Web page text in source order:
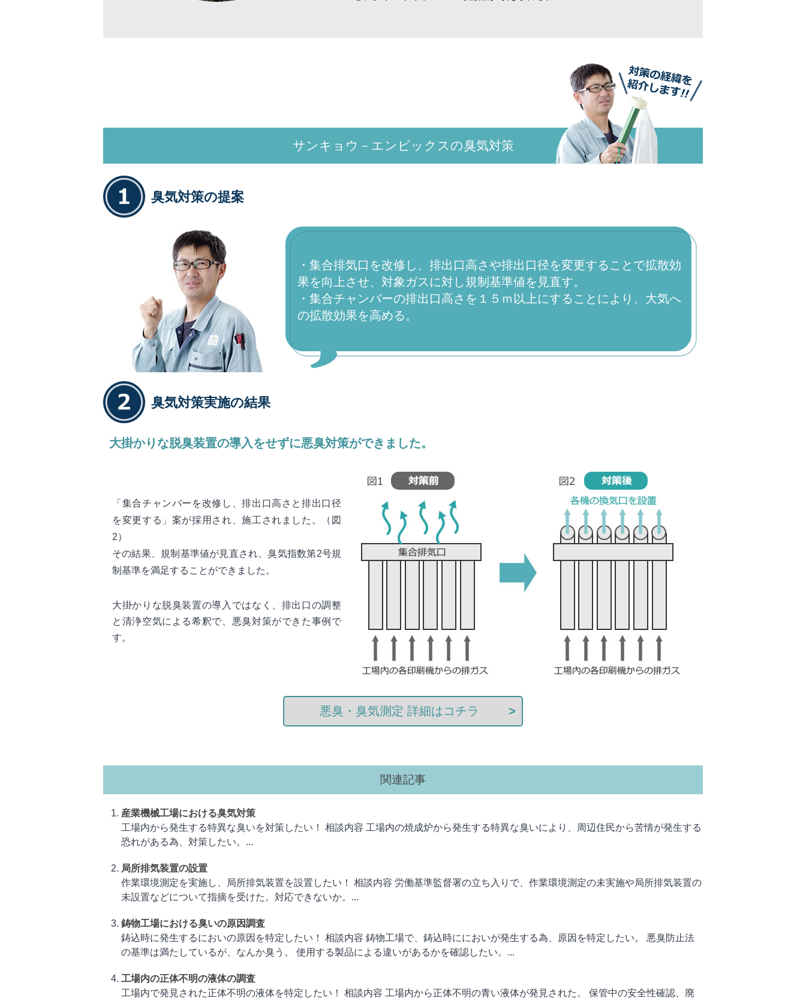
サンキョウ－エンビックスの臭気対策
臭気対策の提案
・集合排気口を改修し、排出口高さや排出口径を変更することで拡散効
果を向上させ、対象ガスに対し規制基準値を見直す。
・集合チャンバーの排出口高さを１５ｍ以上にすることにより、大気へ
の拡散効果を高める。
臭気対策実施の結果
大掛かりな脱臭装置の導入をせずに悪臭対策ができました。
「集合チャンバーを改修し、排出口高さと排出口径
を変更する」案が採用され、施工されました。（図
2）
その結果、規制基準値が見直され、臭気指数第2号規
制基準を満足することができました。
大掛かりな脱臭装置の導入ではなく、排出口の調整
と清浄空気による希釈で、悪臭対策ができた事例で
す。
悪臭・臭気測定 詳細はコチラ
関連記事
産業機械工場における臭気対策
工場内から発生する特異な臭いを対策したい！ 相談内容 工場内の焼成炉から発生する特異な臭いにより、周辺住民から苦情が発生する
恐れがある為、対策したい。...
局所排気装置の設置
作業環境測定を実施し、局所排気装置を設置したい！ 相談内容 労働基準監督署の立ち入りで、作業環境測定の未実施や局所排気装置の
未設置などについて指摘を受けた。対応できないか。...
鋳物工場における臭いの原因調査
鋳込時に発生するにおいの原因を特定したい！ 相談内容 鋳物工場で、鋳込時ににおいが発生する為、原因を特定したい。 悪臭防止法
の基準は満たしているが、なんか臭う。 使用する製品による違いがあるかを確認したい。...
工場内の正体不明の液体の調査
工場内で発見された正体不明の液体を特定したい！ 相談内容 工場内から正体不明の青い液体が発見された。 保管中の安全性確認、廃